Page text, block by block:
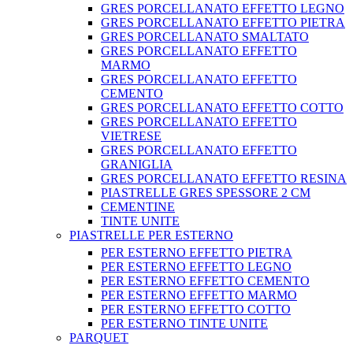
GRES PORCELLANATO EFFETTO LEGNO
GRES PORCELLANATO EFFETTO PIETRA
GRES PORCELLANATO SMALTATO
GRES PORCELLANATO EFFETTO
MARMO
GRES PORCELLANATO EFFETTO
CEMENTO
GRES PORCELLANATO EFFETTO COTTO
GRES PORCELLANATO EFFETTO
VIETRESE
GRES PORCELLANATO EFFETTO
GRANIGLIA
GRES PORCELLANATO EFFETTO RESINA
PIASTRELLE GRES SPESSORE 2 CM
CEMENTINE
TINTE UNITE
PIASTRELLE PER ESTERNO
PER ESTERNO EFFETTO PIETRA
PER ESTERNO EFFETTO LEGNO
PER ESTERNO EFFETTO CEMENTO
PER ESTERNO EFFETTO MARMO
PER ESTERNO EFFETTO COTTO
PER ESTERNO TINTE UNITE
PARQUET